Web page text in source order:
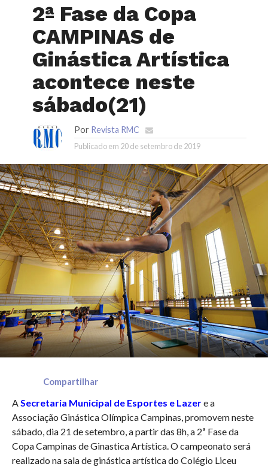
2ª Fase da Copa
CAMPINAS de
Ginástica Artística
acontece neste
sábado(21)
Por Revista RMC
Publicado em 20 de setembro de 2019
Compartilhar
ASecretaria Municipal de Esportes e Lazere a
Associação Ginástica Olímpica Campinas, promovem neste
sábado, dia 21 de setembro, a partir das 8h, a 2ª Fase da
Copa Campinas de Ginastica Artística. O campeonato será
realizado na sala de ginástica artística do Colégio Liceu